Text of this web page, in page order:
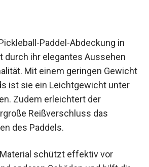
Pickleball-Paddel-Abdeckung in
durch ihr elegantes Aussehen
Mit einem geringen
pounds ist sie ein
den Schlägerhüllen. Zudem
übergroße
schnelle Verstauen des